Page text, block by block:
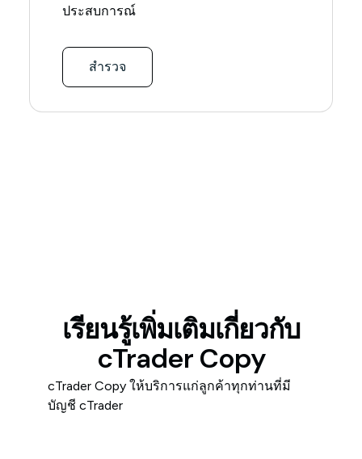
ประสบการณ์
สำรวจ
เรียนรู้เพิ่มเติมเกี่ยวกับ
cTrader Copy
cTrader Copy ให้บริการแก่ลูกค้าทุกท่านที่มี
บัญชี cTrader